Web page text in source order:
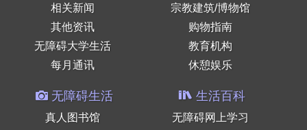
相关新闻
其他资讯
无障碍大学生活
每月通讯
宗教建筑/博物馆
购物指南
教育机构
休憩娱乐
无障碍生活
真人图书馆
生活百科
无障碍网上学习